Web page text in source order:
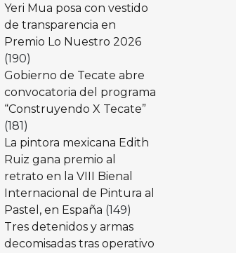
Yeri Mua posa con vestido
de transparencia en
Premio Lo Nuestro 2026
(190)
Gobierno de Tecate abre
convocatoria del programa
“Construyendo X Tecate”
(181)
La pintora mexicana Edith
Ruiz gana premio al
retrato en la VIII Bienal
Internacional de Pintura al
Pastel, en España (149)
Tres detenidos y armas
decomisadas tras operativo